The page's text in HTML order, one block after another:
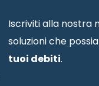
Iscriviti alla nostra
soluzioni che
tuoi debiti.